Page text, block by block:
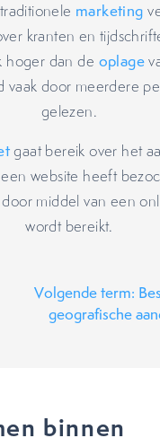
marketing
kranten en
hoger dan de oplage
vaak door meerdere
gelezen.
gaat bereik over het
website heeft
middel van een
wordt bereikt.
Volgende term:
geografische
binnen